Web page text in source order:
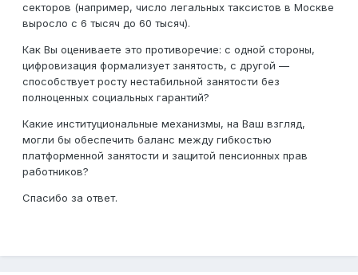
секторов (например, число легальных таксистов в Москве
выросло с 6 тысяч до 60 тысяч).
Как Вы оцениваете это противоречие: с одной стороны,
цифровизация формализует занятость, с другой —
способствует росту нестабильной занятости без
полноценных социальных гарантий?
Какие институциональные механизмы, на Ваш взгляд,
могли бы обеспечить баланс между гибкостью
платформенной занятости и защитой пенсионных прав
работников?
Спасибо за ответ.